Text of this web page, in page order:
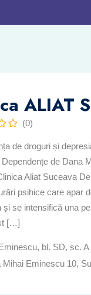
ALIAT
(0)
de droguri și
de Dana
Aliat Suceava
psihice care apar
și se intensifică una
[…]
bl. SD, sc.
Mihai Eminescu 10,